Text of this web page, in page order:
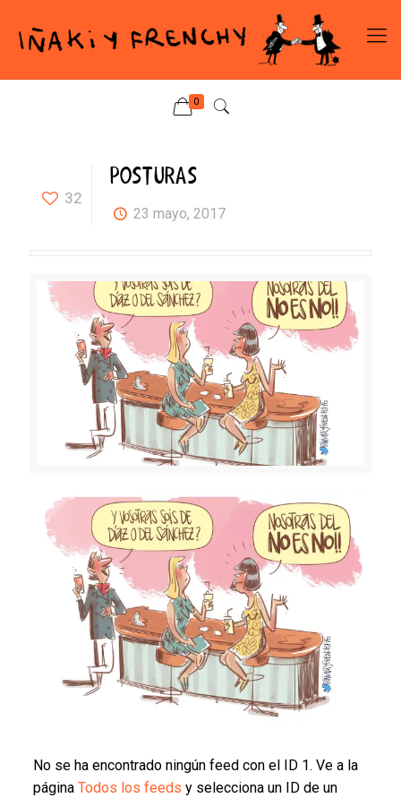
0
32
POSTURAS
23 mayo, 2017
No se ha encontrado ningún feed con el ID 1. Ve a la
página Todos los feeds y selecciona un ID de un